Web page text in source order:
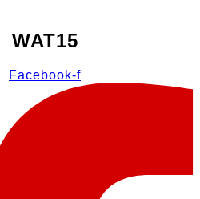
WAT15
Facebook-f